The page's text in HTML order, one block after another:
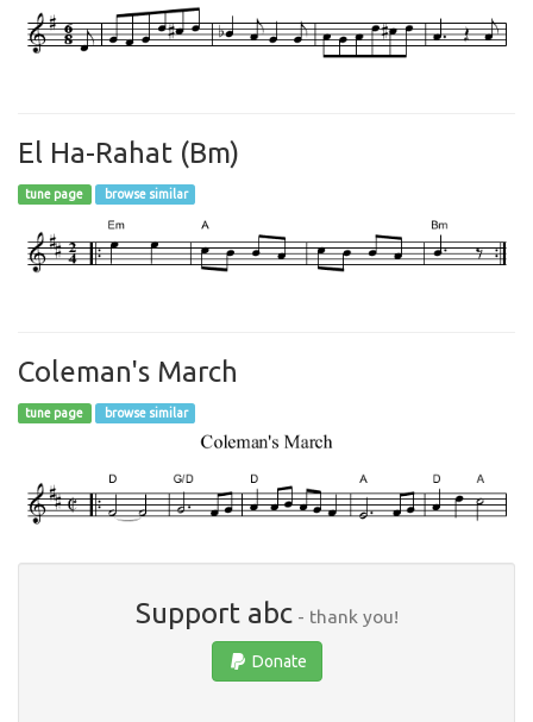
El Ha-Rahat (Bm)
tune page browse similar
Coleman's March
tune page browse similar
Support abc - thank you!
Donate